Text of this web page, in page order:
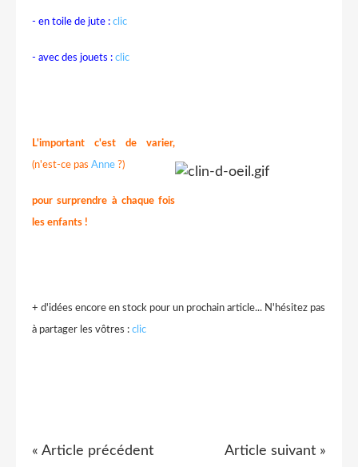
- en toile de jute : clic
- avec des jouets : clic
L'important c'est de varier,
(n'est-ce pas Anne ?)
pour surprendre à chaque fois
les enfants !
+ d'idées encore en stock pour un prochain article... N'hésitez pas
à partager les vôtres : clic
« Article précédent Article suivant »